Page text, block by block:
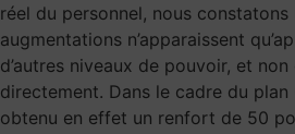
réel du personnel, nous
augmentations n’apparaissent
d’autres niveaux de pouvoir, et
directement. Dans le cadre du plan
obtenu en effet un renfort de 50